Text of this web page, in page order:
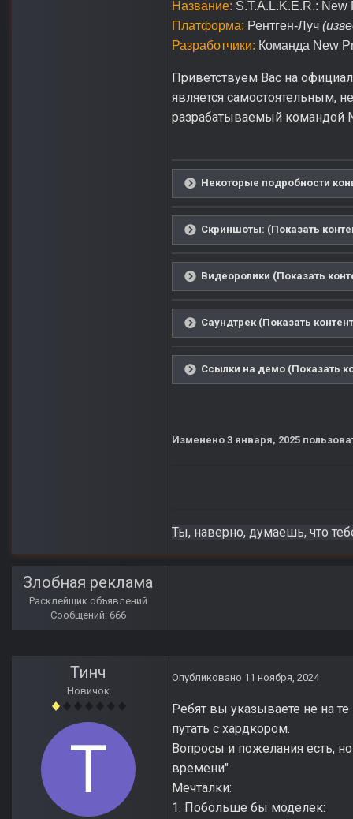
Название: S.T.A.L.K.E.R.: New
Платформа: Рентген-Луч
Разработчики: Команда New
Приветствуем Вас на
является самостоятельным,
разрабатываемый командой
Некоторые подробности
Скриншоты: (Показать
Видеоролики (Показать
Саундтрек (Показать
Ссылки на демо (Показать
Изменено 3 января, 2025
Ты, наверно, думаешь, что
Злобная реклама
Расклейщик объявлений
Сообщений: 666
Тинч
Новичок
Опубликовано 11 ноября, 2024
Ребят вы указываете не на
путать с хардкором.
Вопросы и пожелания есть,
времени"
Мечталки:
1. Побольше бы моделек: